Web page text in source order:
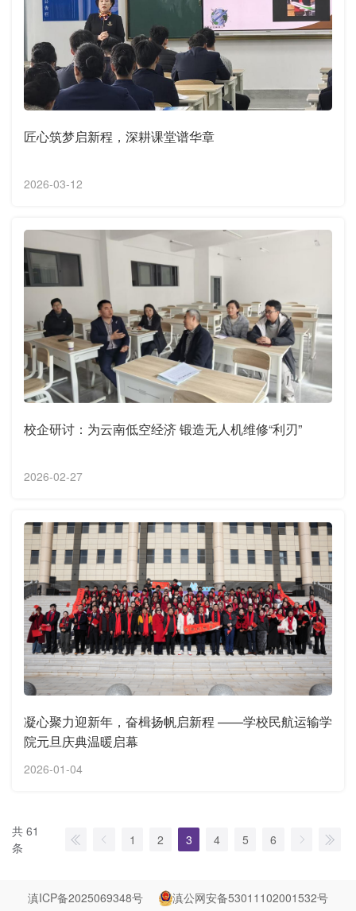
匠心筑梦启新程，深耕课堂谱华章
2026-03-12
校企研讨：为云南低空经济 锻造无人机维修“利刃”
2026-02-27
凝心聚力迎新年，奋楫扬帆启新程 ——学校民航运输学
院元旦庆典温暖启幕
2026-01-04
共 61
条
1 2 3 4 5 6
滇ICP备2025069348号 滇公网安备53011102001532号